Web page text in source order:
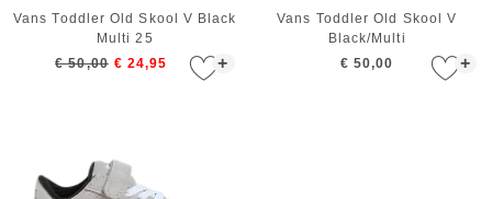
+
Vans Toddler Old Skool V Black
Multi 25
€ 50,00 € 24,95 +
Vans Toddler Old Skool V
Black/Multi
€ 50,00